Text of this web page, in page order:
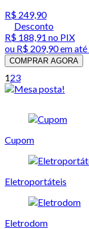
R$ 249,90
Desconto
R$ 188,91 no PIX
ou R$ 209,90em até
COMPRAR AGORA
123
Cupom
Eletroportáteis
Eletrodom